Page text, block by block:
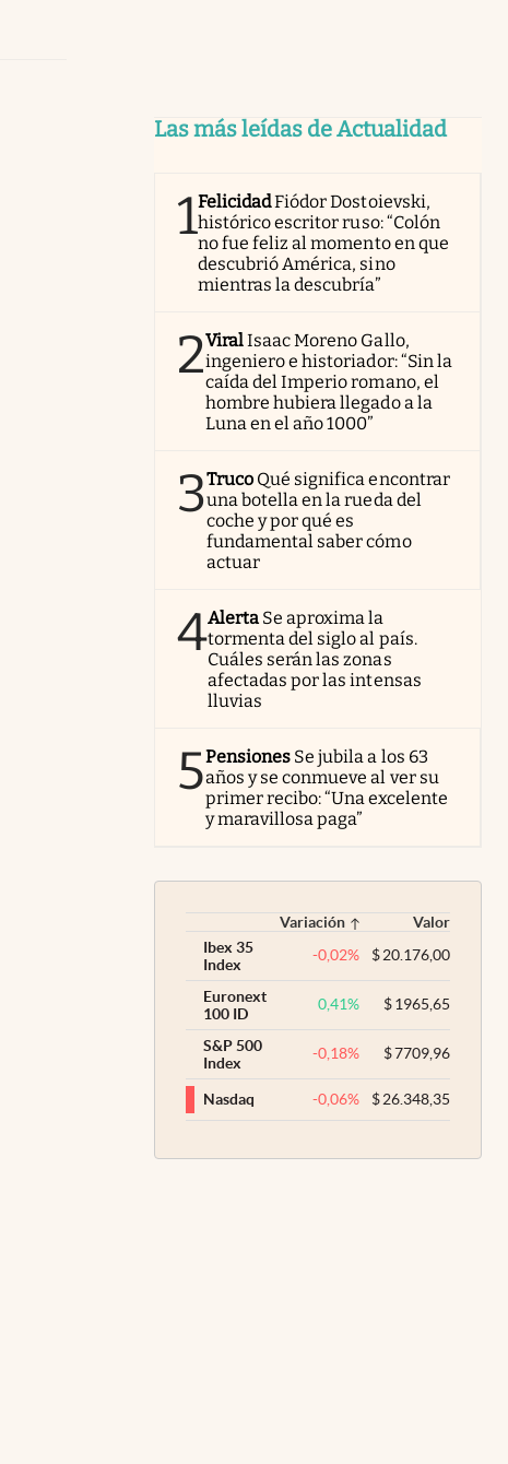
Las más leídas de Actualidad
1FelicidadFiódor Dostoievski,
histórico escritor ruso: “Colón
no fue feliz al momento en que
descubrió América, sino
mientras la descubría”
2ViralIsaac Moreno Gallo,
ingeniero e historiador: “Sin la
caída del Imperio romano, el
hombre hubiera llegado a la
Luna en el año 1000”
3Truco Qué significa encontrar
una botella en la rueda del
coche y por qué es
fundamental saber cómo
actuar
4Alerta Se aproxima la
tormenta del siglo al país.
Cuáles serán las zonas
afectadas por las intensas
lluvias
5Pensiones Se jubila a los 63
años y se conmueve al ver su
primer recibo: “Una excelente
y maravillosa paga”
Variación
Valor
Ibex 35
Index
-0,02% $20.176,00
Euronext
100 ID
0,41% $1965,65
S&P 500
Index
-0,18% $7709,96
Nasdaq -0,06% $26.348,35